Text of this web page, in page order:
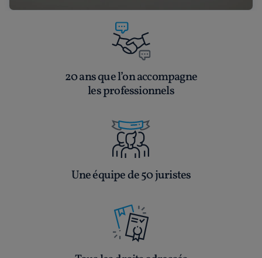
20 ans que l’on accompagne
les professionnels
Une équipe de 50 juristes